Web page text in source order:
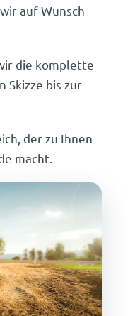
auf Wunsch
die komplette
Skizze bis zur
der zu Ihnen
macht.